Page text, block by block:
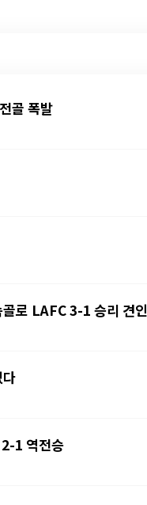
골 폭발
로 LAFC 3-1 승리 견인
2-1 역전승